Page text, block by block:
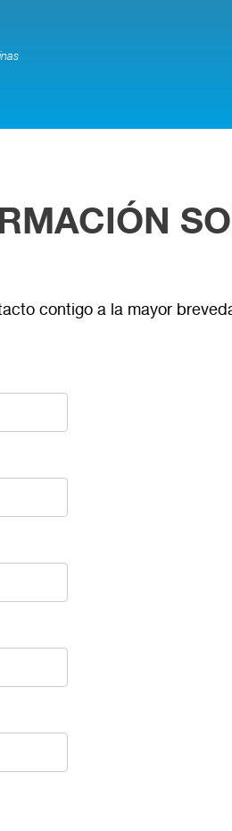
contigo a la mayor